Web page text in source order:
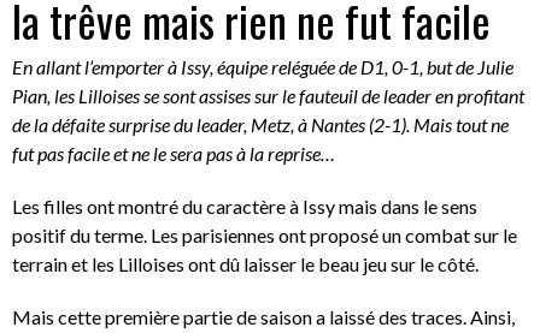
la trêve mais rien ne fut facile
En allant l’emporter à Issy, équipe reléguée de D1, 0-1, but de Julie
Pian, les Lilloises se sont assises sur le fauteuil de leader en profitant
de la défaite surprise du leader, Metz, à Nantes (2-1). Mais tout ne
fut pas facile et ne le sera pas à la reprise…
Les filles ont montré du caractère à Issy mais dans le sens
positif du terme. Les parisiennes ont proposé un combat sur le
terrain et les Lilloises ont dû laisser le beau jeu sur le côté.
Mais cette première partie de saison a laissé des traces. Ainsi,